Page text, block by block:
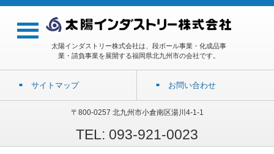
太陽インダストリー株式会社は、段ボール事業・化成品事
業・請負事業を展開する福岡県北九州市の会社です。
サイトマップ お問い合わせ
〒800-0257 北九州市小倉南区湯川4-1-1
TEL: 093-921-0023